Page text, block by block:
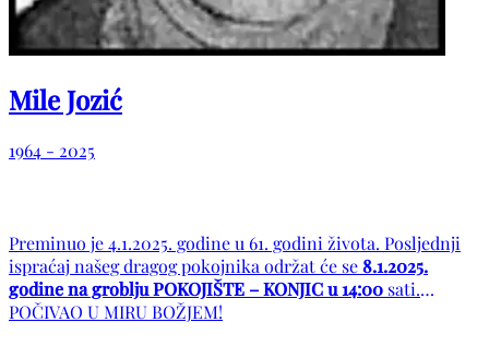
Mile Jozić
1964 - 2025
Preminuo je 4.1.2025. godine u 61. godini života. Posljednji
ispraćaj našeg dragog pokojnika održat će se8.1.2025.
godine na groblju POKOJIŠTE – KONJIC u 14:00 sati.
POČIVAO U MIRU BOŽJEM!